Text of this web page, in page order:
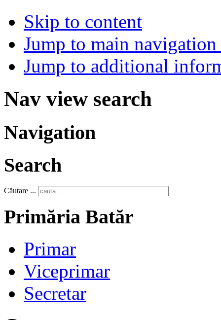
Skip to content
Jump to main
Jump to additional
Nav view search
Navigation
Search
Căutare ...
Primăria Batăr
Primar
Viceprimar
Secretar